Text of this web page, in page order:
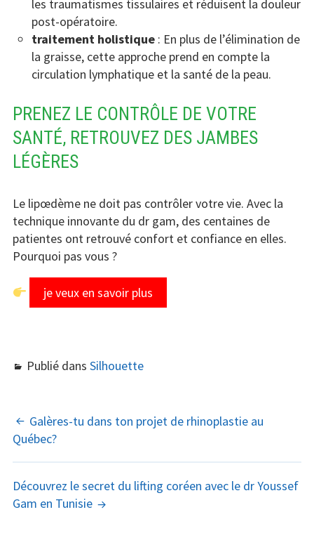
les traumatismes tissulaires et réduisent la douleur
post-opératoire.
traitement holistique: En plus de l’élimination de
la graisse, cette approche prend en compte la
circulation lymphatique et la santé de la peau.
PRENEZ LE CONTRÔLE DE VOTRE
SANTÉ, RETROUVEZ DES JAMBES
LÉGÈRES
Le lipœdème ne doit pas contrôler votre vie. Avec la
technique innovante du dr gam, des centaines de
patientes ont retrouvé confort et confiance en elles.
Pourquoi pas vous ?
je veux en savoir plus
Publié dans Silhouette
NAVIGATION
DES
Galères-tu dans ton projet de rhinoplastie au
Québec?
Découvrez le secret du lifting coréen avec le dr Youssef
Gam en Tunisie